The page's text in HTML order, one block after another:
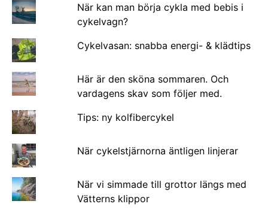
När kan man börja cykla med bebis i
cykelvagn?
Cykelvasan: snabba energi- & klädtips
Här är den sköna sommaren. Och
vardagens skav som följer med.
Tips: ny kolfibercykel
När cykelstjärnorna äntligen linjerar
När vi simmade till grottor längs med
Vätterns klippor